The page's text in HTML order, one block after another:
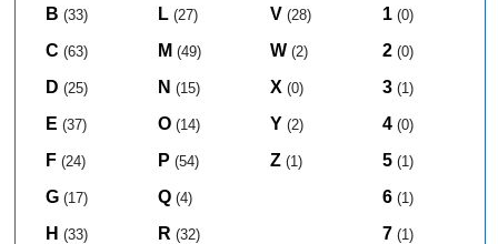
B (33)
C (63)
D (25)
E (37)
F (24)
G (17)
H (33)
L (27)
M (49)
N (15)
O (14)
P (54)
Q (4)
R (32)
V (28)
W (2)
X (0)
Y (2)
Z (1)
1 (0)
2 (0)
3 (1)
4 (0)
5 (1)
6 (1)
7 (1)